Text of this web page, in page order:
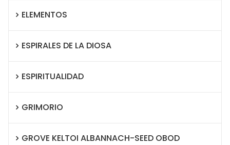
ELEMENTOS
ESPIRALES DE LA DIOSA
ESPIRITUALIDAD
GRIMORIO
GROVE KELTOI ALBANNACH-SEED OBOD